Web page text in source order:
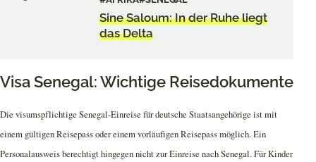
Sine Saloum: In der Ruhe liegt
das Delta
Visa Senegal: Wichtige Reisedokumente
Die visumspflichtige Senegal-Einreise für deutsche Staatsangehörige ist mit
einem gültigen Reisepass oder einem vorläufigen Reisepass möglich. Ein
Personalausweis berechtigt hingegen nicht zur Einreise nach Senegal. Für Kinder